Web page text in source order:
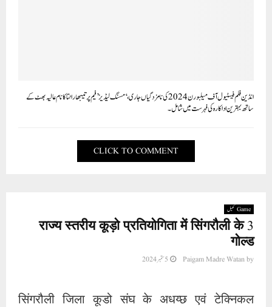
انڈین فلم فیسٹیول آف میلبورن 2024 کی نامزدگیاں جاری، ‘مسنگ لیڈیز’ فیم پرتیبھا رانتا کا نام عالیہ بھٹ کے
ساتھ بہترین اداکارہ کی فہرست میں شامل۔
CLICK TO COMMENT
Game کھیل
राज्य स्तरीय कूड़ो प्रतियोगिता में सिंगरौली के 3
गोल्ड
by
Paigam Madre Watan 5 ستمبر 2024
सिंगरौली जिला कूडो संघ के अधय्छ एवं टेक्निकल